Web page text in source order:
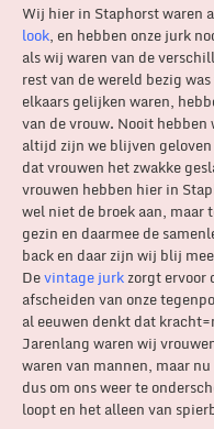
Wij hier in Staphorst waren
look, en hebben onze jurk
als wij waren van de
rest van de wereld bezig
elkaars gelijken waren,
van de vrouw. Nooit
altijd zijn we blijven
dat vrouwen het zwakke
vrouwen hebben hier in
wel niet de broek aan, maar
gezin en daarmee de
back en daar zijn wij blij
Devintage jurkzorgt ervoor
afscheiden van onze
al eeuwen denkt dat
Jarenlang waren wij
waren van mannen, maar
dus om ons weer te
loopt en het alleen van